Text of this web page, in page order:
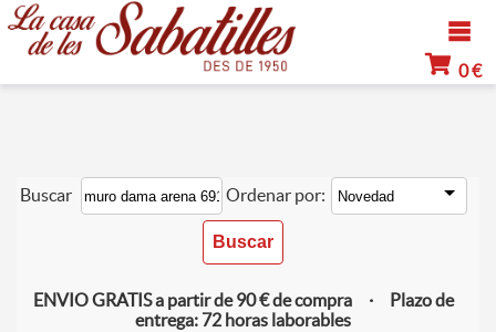
0 €
Buscar Ordenar por:
ENVIO GRATIS a partir de 90 € de compra · Plazo de
entrega: 72 horas laborables